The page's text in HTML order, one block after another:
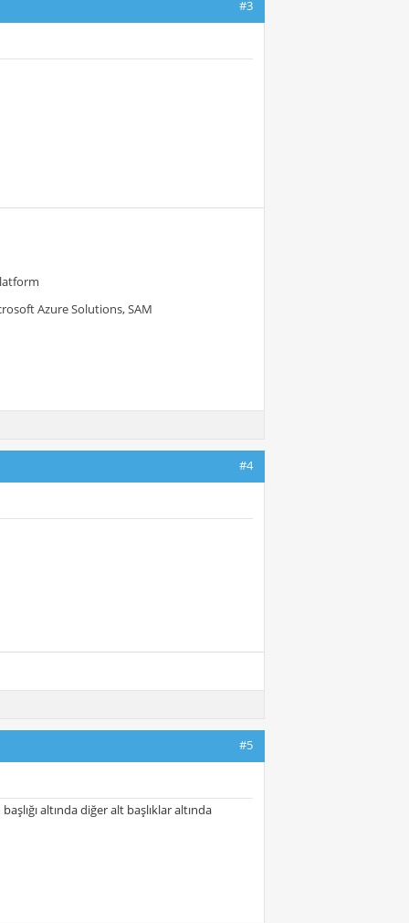
#3
Azure Solutions, SAM
#4
#5
altında diğer alt başlıklar altında